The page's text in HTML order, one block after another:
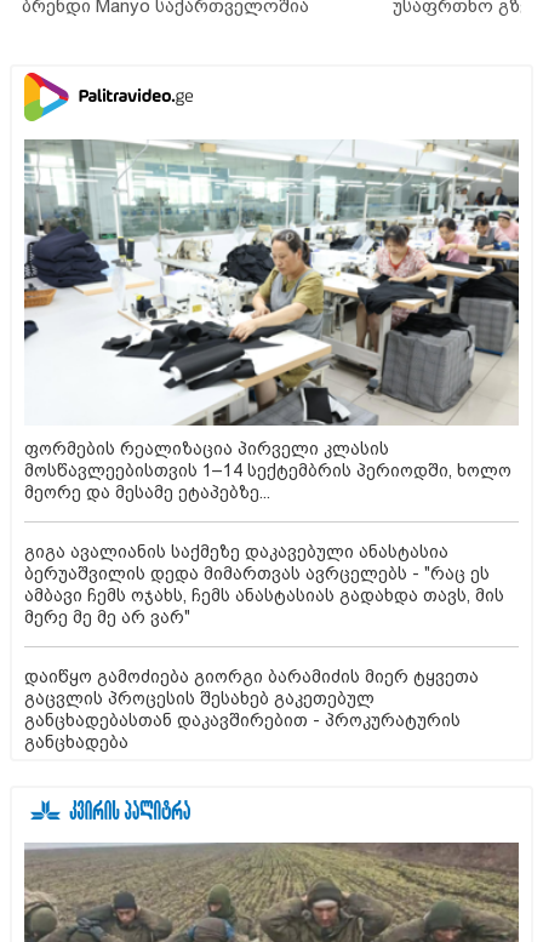
ბრენდი Manyo საქართველოშია უსაფრთხო
ფორმების რეალიზაცია პირველი კლასის
მოსწავლეებისთვის 1–14 სექტემბრის პერიოდში, ხოლო
მეორე და მესამე ეტაპებზე...
გიგა ავალიანის საქმეზე დაკავებული ანასტასია
ბერუაშვილის დედა მიმართვას ავრცელებს - "რაც ეს
ამბავი ჩემს ოჯახს, ჩემს ანასტასიას გადახდა თავს, მის
მერე მე მე არ ვარ"
დაიწყო გამოძიება გიორგი ბარამიძის მიერ ტყვეთა
გაცვლის პროცესის შესახებ გაკეთებულ
განცხადებასთან დაკავშირებით - პროკურატურის
განცხადება